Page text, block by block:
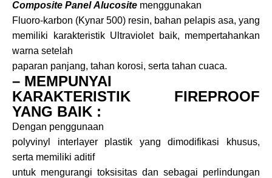
Composite Panel Alucosite menggunakan
Fluoro-karbon (Kynar 500) resin, bahan pelapis asa, yang
memiliki karakteristik Ultraviolet baik, mempertahankan
warna setelah
paparan panjang, tahan korosi, serta tahan cuaca.
– MEMPUNYAI
KARAKTERISTIK FIREPROOF
YANG BAIK :
Dengan penggunaan
polyvinyl interlayer plastik yang dimodifikasi khusus,
serta memiliki aditif
untuk mengurangi toksisitas dan sebagai perlindungan